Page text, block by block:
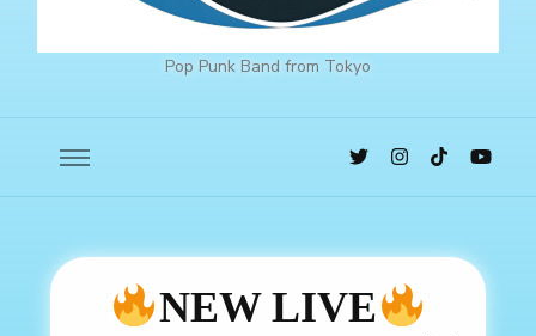
Pop Punk Band from Tokyo
NEW LIVE